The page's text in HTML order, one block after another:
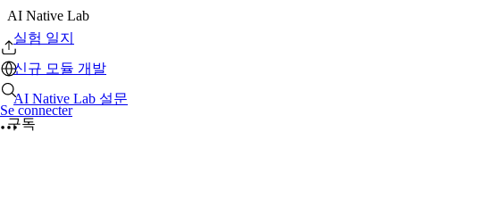
Se connecter
AI Native Lab
실험 일지
신규 모듈 개발
AI Native Lab 설문
구독